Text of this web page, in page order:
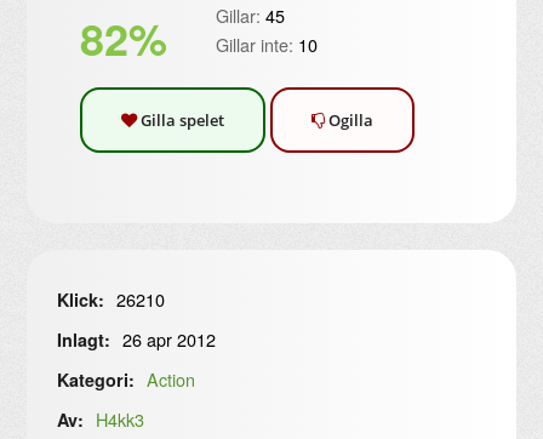
82% Gillar: 45
Gillar inte: 10
Gilla spelet Ogilla
Klick: 26210
Inlagt: 26 apr 2012
Kategori: Action
Av: H4kk3